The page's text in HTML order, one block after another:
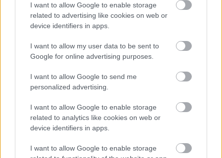
I want to allow Google to enable storage
related to advertising like cookies on web or
device identifiers in apps.
I want to allow my user data to be sent to
Google for online advertising purposes.
I want to allow Google to send me
personalized advertising.
I want to allow Google to enable storage
related to analytics like cookies on web or
device identifiers in apps.
I want to allow Google to enable storage
végrehajtást pedig a veszélyhelyzeti jogrenddel
biztosítják.
A konfliktus hátterében az áll, hogy a magyar
kormány szerint Kijev politikai okokból késlelteti
korábban azt jelezte, nem sürgetné a javítást.